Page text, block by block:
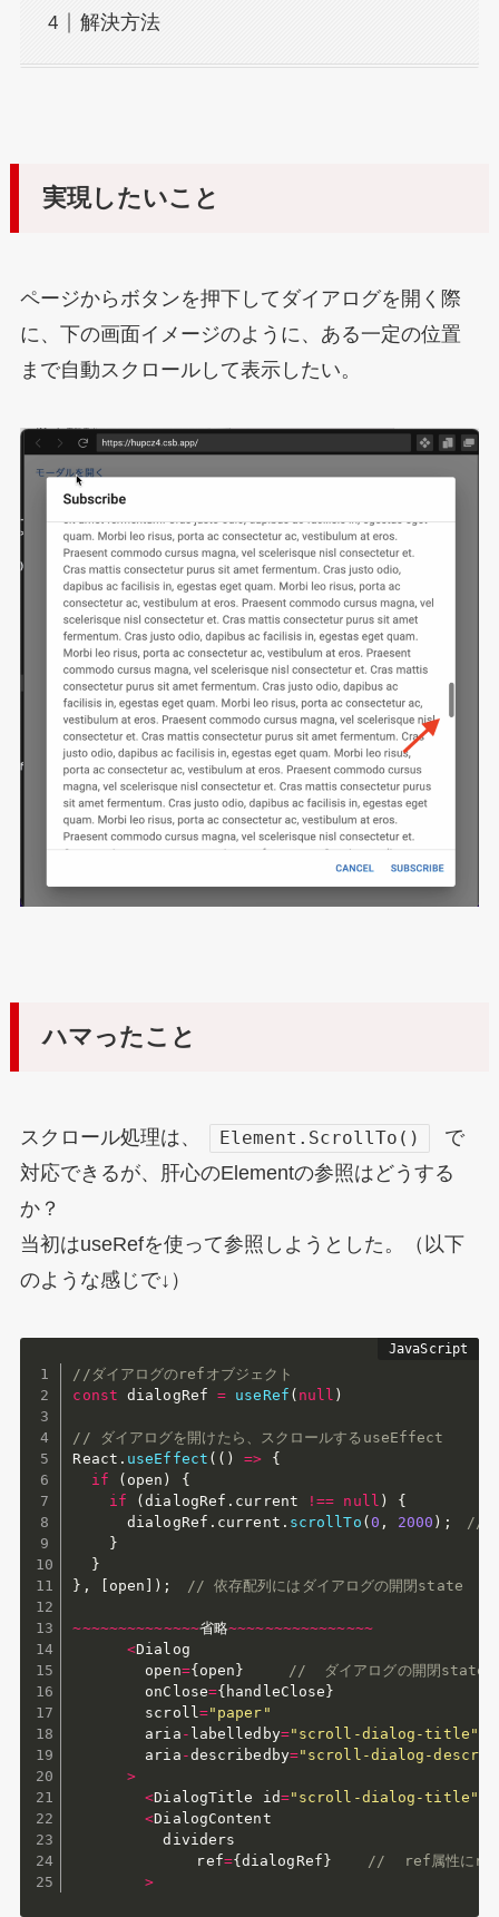
解決方法
実現したいこと
ページからボタンを押下してダイアログを開く際
に、下の画面イメージのように、ある一定の位置
まで自動スクロールして表示したい。
ハマったこと
スクロール処理は、 Element.ScrollTo()
で
対応できるが、肝心のElementの参照はどうする
か？
当初はuseRefを使って参照しようとした。（以下
のような感じで↓）
//ダイアログのrefオブジェクト
const dialogRef = useRef ( null )
// ダイアログを開けたら、スクロールするuseEffect
React . useEffect ( ( ) =>
{
if
( open )
{
if
(dialogRef . current !== null )
{
      dialogRef
. current . scrollTo (0 , 2000 ) ;
//
}
}
} , [ open ] ) ; // 依存配列にはダイアログの開閉state
~~~~~~~~~~~~~~省略~~~~~~~~~~~~~~~~
<Dialog
        open
={open}
//  ダイアログの開閉state
        onClose
={ handleClose}
        scroll
="paper"
        aria
- labelledby="scroll-dialog-title"
        aria
-describedby="scroll-dialog-
>
<DialogTitle id="scroll-dialog-title"
<DialogContent
          dividers
ref={dialogRef}
//  ref属性にref
>